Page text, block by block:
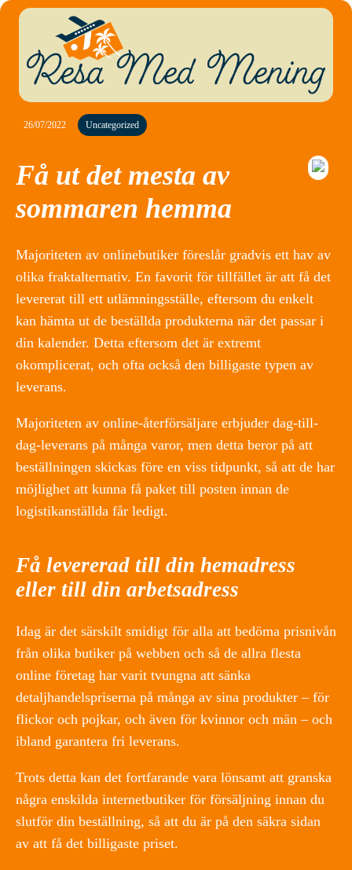
26/07/2022 Uncategorized
Få ut det mesta av
sommaren hemma
Majoriteten av onlinebutiker föreslår gradvis ett hav av
olika fraktalternativ. En favorit för tillfället är att få det
levererat till ett utlämningsställe, eftersom du enkelt
kan hämta ut de beställda produkterna när det passar i
din kalender. Detta eftersom det är extremt
okomplicerat, och ofta också den billigaste typen av
leverans.
Majoriteten av online-återförsäljare erbjuder dag-till-
dag-leverans på många varor, men detta beror på att
beställningen skickas före en viss tidpunkt, så att de har
möjlighet att kunna få paket till posten innan de
logistikanställda får ledigt.
Få levererad till din hemadress
eller till din arbetsadress
Idag är det särskilt smidigt för alla att bedöma prisnivån
från olika butiker på webben och så de allra flesta
online företag har varit tvungna att sänka
detaljhandelspriserna på många av sina produkter – för
flickor och pojkar, och även för kvinnor och män – och
ibland garantera fri leverans.
Trots detta kan det fortfarande vara lönsamt att granska
några enskilda internetbutiker för försäljning innan du
slutför din beställning, så att du är på den säkra sidan
av att få det billigaste priset.